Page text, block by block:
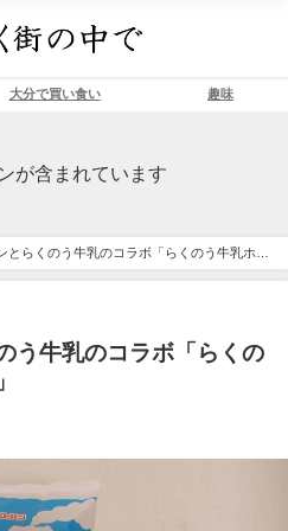
大分で買い食い 趣味
が含まれています
とらくのう牛乳のコラボ「らくのう牛乳ホイ
う牛乳のコラボ「らくの